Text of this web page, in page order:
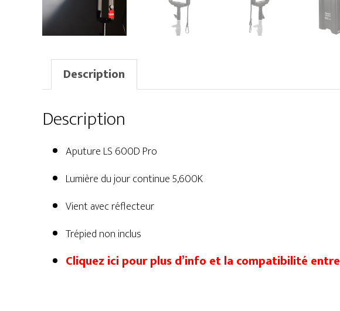
Description
Description
Aputure LS 600D Pro
Lumière du jour continue 5,600K
Vient avec réflecteur
Trépied non inclus
Cliquez ici pour plus d’info et la compatibilité